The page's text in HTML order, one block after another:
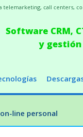
Software CRM,
y
line personal
telemarketing, call centers,